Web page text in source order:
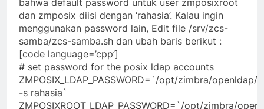
bahwa default password untuk user zmposixroot
dan zmposix diisi dengan ‘rahasia’. Kalau ingin
menggunakan password lain, Edit file /srv/zcs-
samba/zcs-samba.sh dan ubah baris berikut :
[code language=’cpp’]
# set password for the posix ldap accounts
ZMPOSIX_LDAP_PASSWORD=`/opt/zimbra/openldap/
-s rahasia`
ZMPOSIXROOT_LDAP_PASSWORD=`/opt/zimbra/